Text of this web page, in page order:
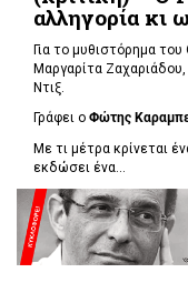
αλληγορία κι
Για το μυθιστόρημα
Μαργαρίτα
Ντιξ.
Γράφει ο Φώτης
Με τι μέτρα κρίνεται
εκδώσει ένα...